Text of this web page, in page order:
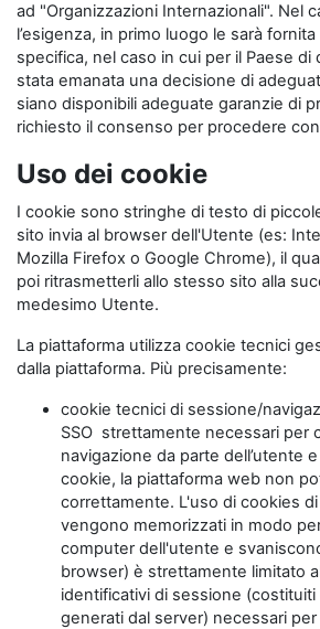
ad "Organizzazioni Internazionali". Nel
l’esigenza, in primo luogo le sarà
specifica, nel caso in cui per il Paese
stata emanata una decisione di
siano disponibili adeguate garanzie di
richiesto il consenso per procedere
Uso dei cookie
I cookie sono stringhe di testo di
sito invia al browser dell'Utente (es:
Mozilla Firefox o Google Chrome), il
poi ritrasmetterli allo stesso sito alla
medesimo Utente.
La piattaforma utilizza cookie tecnici
dalla piattaforma. Più precisamente:
cookie tecnici di sessione/
SSO strettamente necessari per
navigazione da parte dell’utente
cookie, la piattaforma web non
correttamente. L'uso di cookies
vengono memorizzati in modo
computer dell'utente e
browser) è strettamente limitato
identificativi di sessione (costituiti
generati dal server) necessari